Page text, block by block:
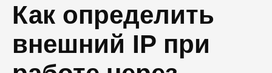
Как определить
внешний IP при